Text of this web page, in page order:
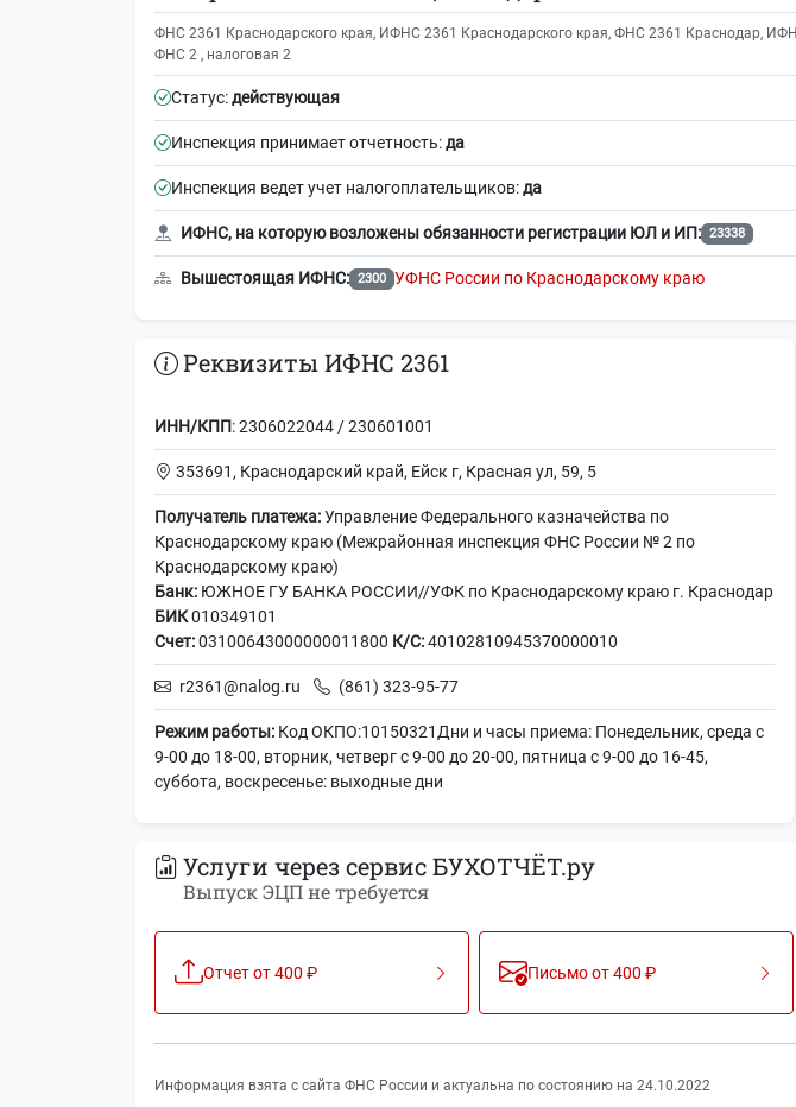
ФНС 2361 Краснодарского края, ИФНС 2361 Краснодарского края, ФНС 2361 Краснодар,
ФНС 2 , налоговая 2
Статус:действующая
Инспекция принимает отчетность:да
Инспекция ведет учет налогоплательщиков:да
ИФНС, на которую возложены обязанности регистрации ЮЛ и ИП: 23338
Вышестоящая ИФНС: 2300 УФНС России по Краснодарскому краю
Реквизиты ИФНС 2361
ИНН/КПП: 2306022044 / 230601001
353691, Краснодарский край, Ейск г, Красная ул, 59, 5
Получатель платежа:Управление Федерального казначейства по
Краснодарскому краю (Межрайонная инспекция ФНС России № 2 по
Краснодарскому краю)
Банк: ЮЖНОЕ ГУ БАНКА РОССИИ//УФК по Краснодарскому краю г. Краснодар
БИК010349101
Счет:03100643000000011800 К/С:40102810945370000010
r2361@nalog.ru (861) 323-95-77
Режим работы: Код ОКПО:10150321Дни и часы приема: Понедельник, среда с
9-00 до 18-00, вторник, четверг с 9-00 до 20-00, пятница с 9-00 до 16-45,
суббота, воскресенье: выходные дни
Услуги через сервис БУХОТЧЁТ.ру
Выпуск ЭЦП не требуется
Отчет от 400 ₽ Письмо от 400 ₽
Информация взята с сайта ФНС России и актуальна по состоянию на 24.10.2022